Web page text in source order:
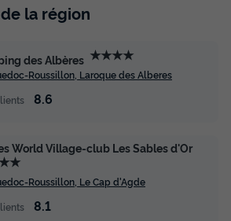
la région
des Albères ★★★★
Roussillon, Laroque des Alberes
8.6
World Village-club Les Sables d'Or
Roussillon, Le Cap d'Agde
8.1